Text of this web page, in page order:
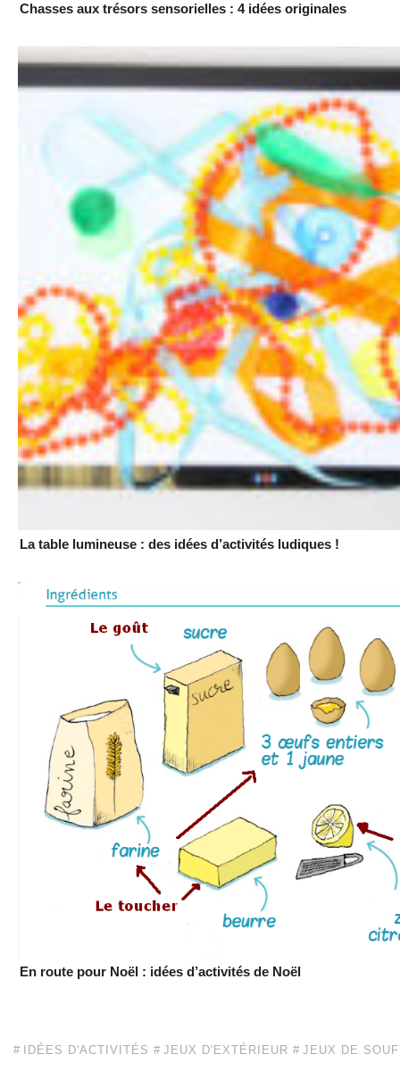
Chasses aux trésors sensorielles : 4 idées originales
La table lumineuse : des idées d’activités ludiques !
En route pour Noël : idées d’activités de Noël
IDÉES D'ACTIVITÉS JEUX D'EXTÉRIEUR JEUX DE